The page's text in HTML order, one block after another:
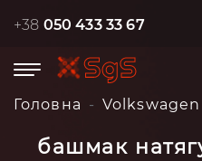
+38 050 433 33 67
Головна Volkswagen
башмак